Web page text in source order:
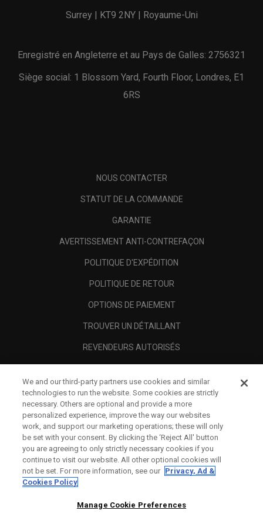
Surrey | KT9 2NY | Royaume-Uni
Enregistré en Angleterre et au Pays de Galles: 2756321
Siège social: 1 Blossom Yard, Fourth Floor, Londres, E1
6RS
NOUS CONTACTER
STATUT DE LA COMMANDE
GARANTIE
AVERTISSEMENT ANTI-CONTREFAÇON
POLITIQUE D'EXPÉDITION
POLITIQUE DE RETOUR
OPTIONS DE PAIEMENT
TROUVER UN DÉTAILLANT
REVENDEURS AUTORISÉS
A PROPOS
MENTIONS LÉGALES
We and our third-party partners use cookies and similar
technologies to run the website. Some cookies are strictly
necessary. Others are optional and provide a more
personalized experience, improve the way our websites
work, and support our marketing operations; these will only
be set with your consent. By clicking the ‘Reject All' button
you are agreeing to only strictly necessary cookies if you
continue to visit our website. All other optional cookies will
not be set. For more information, see our Privacy, Ad &
Cookies Policy
Manage Cookie Preferences